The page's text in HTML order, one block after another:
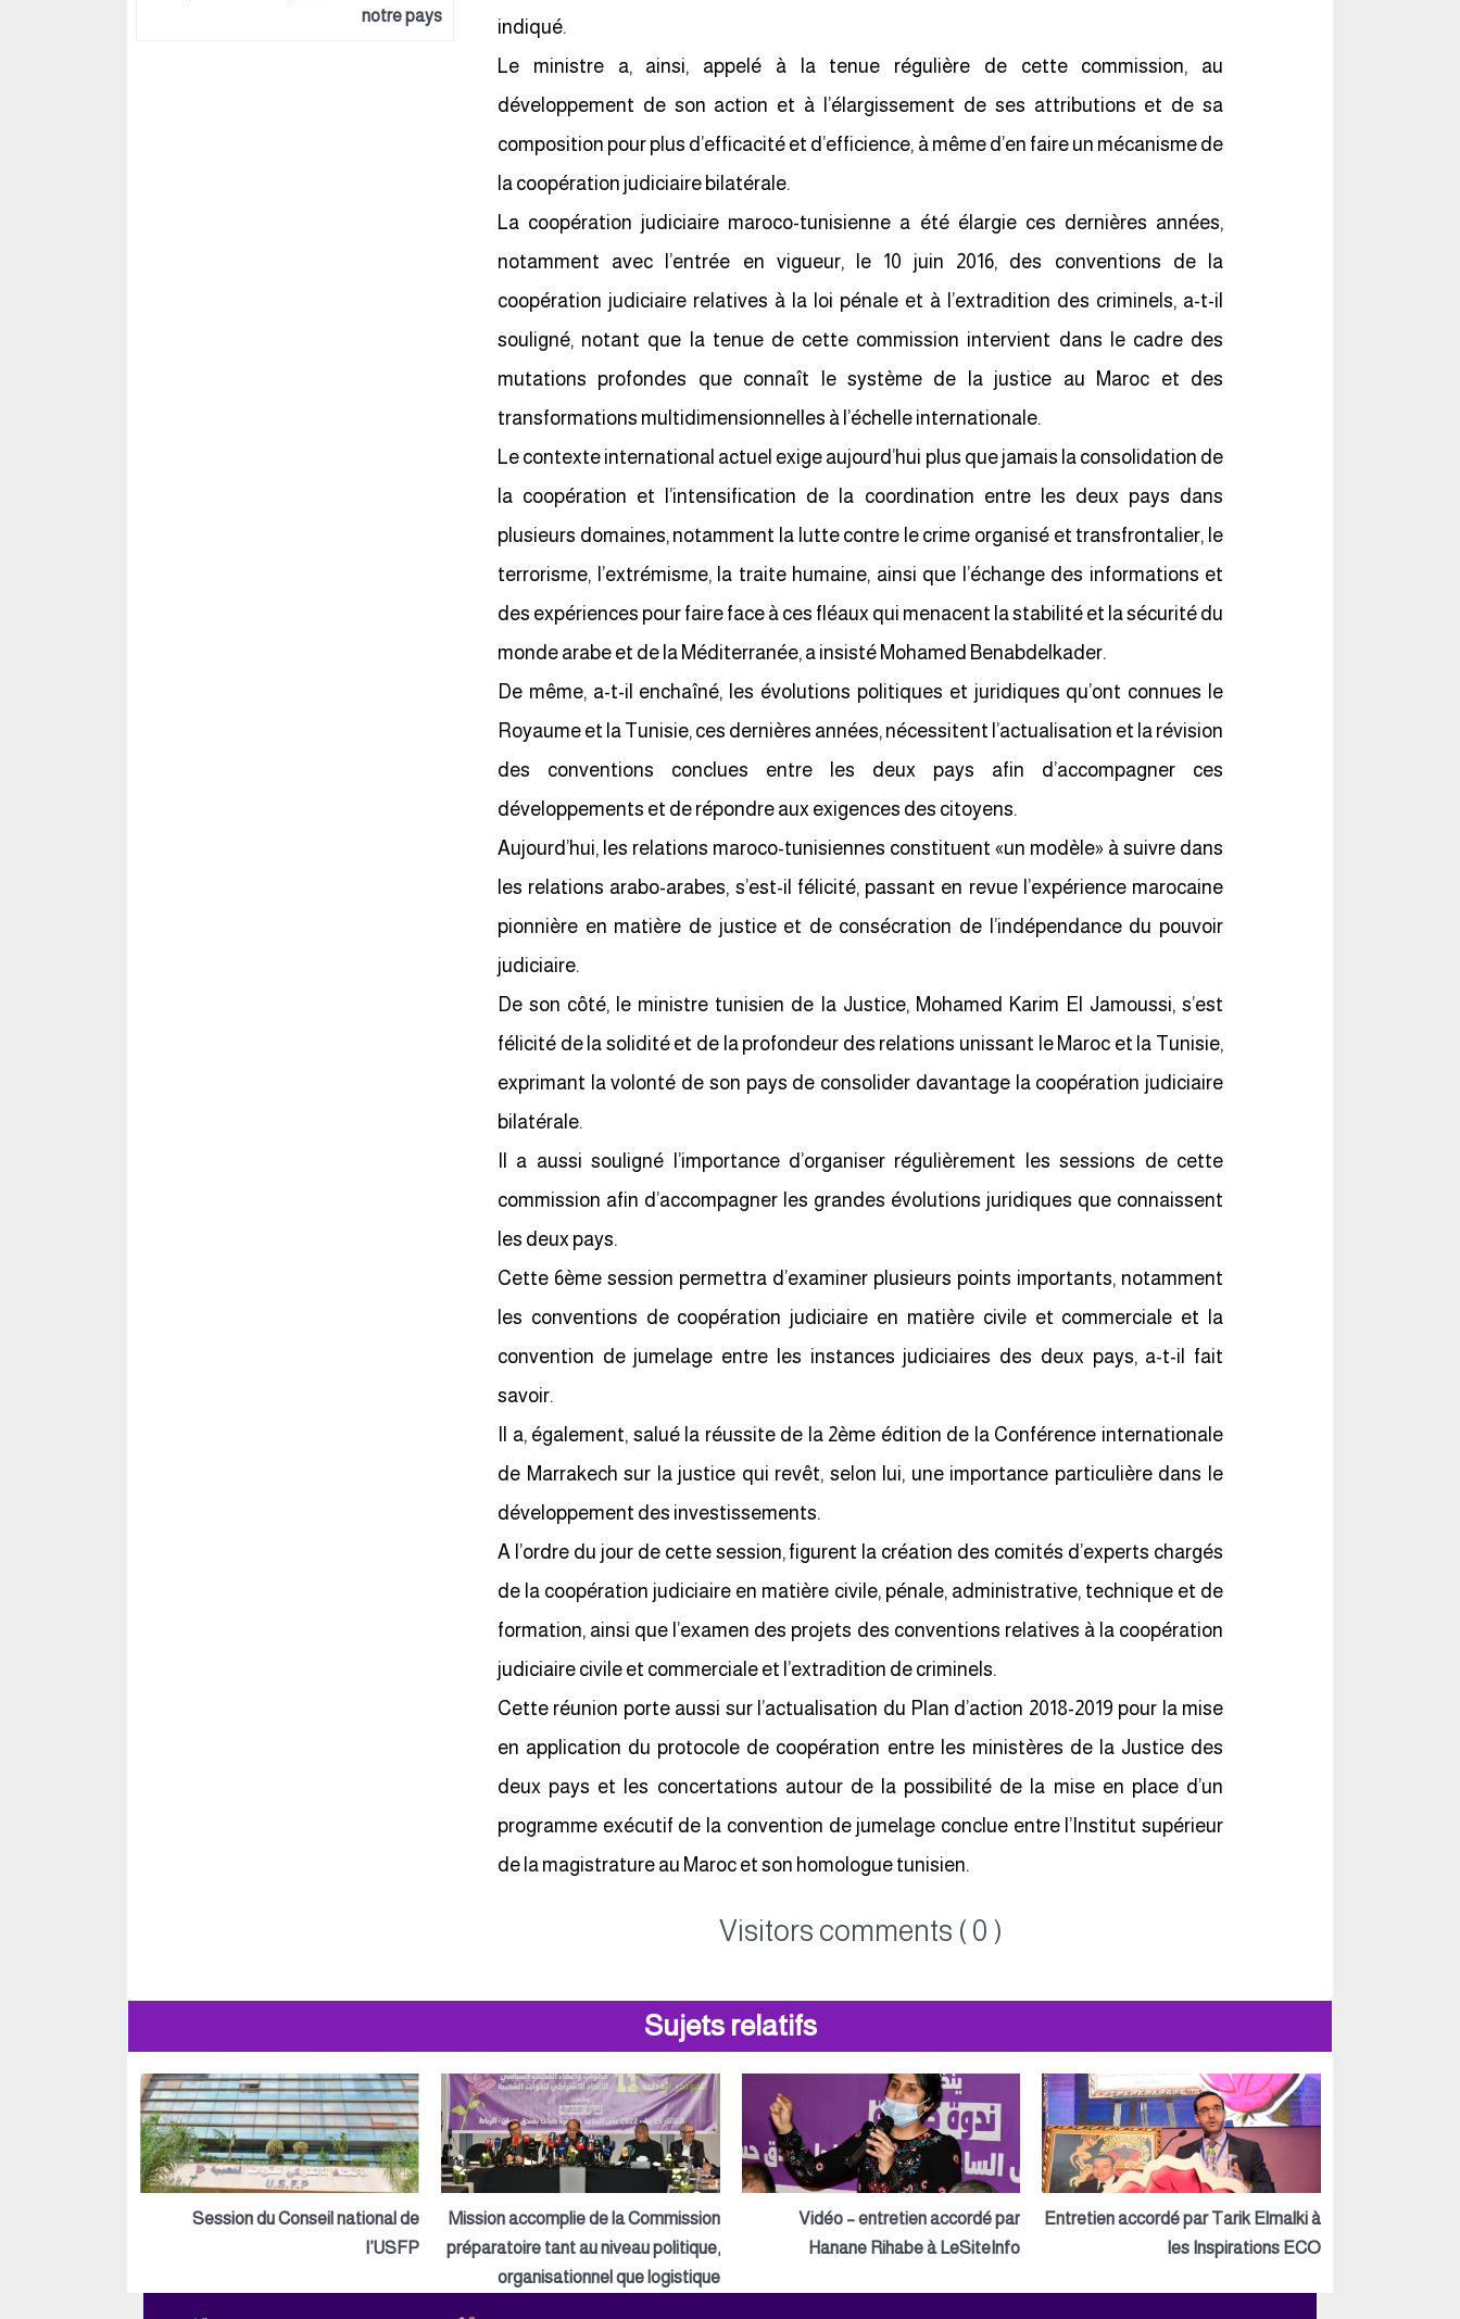
indiqué.
Le ministre a, ainsi, appelé à la tenue régulière de cette commission, au
développement de son action et à l’élargissement de ses attributions et de sa
composition pour plus d’efficacité et d’efficience, à même d’en faire un mécanisme de
la coopération judiciaire bilatérale.
La coopération judiciaire maroco-tunisienne a été élargie ces dernières années,
notamment avec l’entrée en vigueur, le 10 juin 2016, des conventions de la
coopération judiciaire relatives à la loi pénale et à l’extradition des criminels, a-t-il
souligné, notant que la tenue de cette commission intervient dans le cadre des
mutations profondes que connaît le système de la justice au Maroc et des
transformations multidimensionnelles à l’échelle internationale.
Le contexte international actuel exige aujourd’hui plus que jamais la consolidation de
la coopération et l’intensification de la coordination entre les deux pays dans
plusieurs domaines, notamment la lutte contre le crime organisé et transfrontalier, le
terrorisme, l’extrémisme, la traite humaine, ainsi que l’échange des informations et
des expériences pour faire face à ces fléaux qui menacent la stabilité et la sécurité du
monde arabe et de la Méditerranée, a insisté Mohamed Benabdelkader.
De même, a-t-il enchaîné, les évolutions politiques et juridiques qu’ont connues le
Royaume et la Tunisie, ces dernières années, nécessitent l’actualisation et la révision
des conventions conclues entre les deux pays afin d’accompagner ces
développements et de répondre aux exigences des citoyens.
Aujourd’hui, les relations maroco-tunisiennes constituent «un modèle» à suivre dans
les relations arabo-arabes, s’est-il félicité, passant en revue l’expérience marocaine
pionnière en matière de justice et de consécration de l’indépendance du pouvoir
judiciaire.
De son côté, le ministre tunisien de la Justice, Mohamed Karim El Jamoussi, s’est
félicité de la solidité et de la profondeur des relations unissant le Maroc et la Tunisie,
exprimant la volonté de son pays de consolider davantage la coopération judiciaire
bilatérale.
Il a aussi souligné l’importance d’organiser régulièrement les sessions de cette
commission afin d’accompagner les grandes évolutions juridiques que connaissent
les deux pays.
Cette 6ème session permettra d’examiner plusieurs points importants, notamment
les conventions de coopération judiciaire en matière civile et commerciale et la
convention de jumelage entre les instances judiciaires des deux pays, a-t-il fait
savoir.
Il a, également, salué la réussite de la 2ème édition de la Conférence internationale
de Marrakech sur la justice qui revêt, selon lui, une importance particulière dans le
développement des investissements.
A l’ordre du jour de cette session, figurent la création des comités d’experts chargés
de la coopération judiciaire en matière civile, pénale, administrative, technique et de
formation, ainsi que l’examen des projets des conventions relatives à la coopération
judiciaire civile et commerciale et l’extradition de criminels.
Cette réunion porte aussi sur l’actualisation du Plan d’action 2018-2019 pour la mise
en application du protocole de coopération entre les ministères de la Justice des
deux pays et les concertations autour de la possibilité de la mise en place d’un
programme exécutif de la convention de jumelage conclue entre l’Institut supérieur
de la magistrature au Maroc et son homologue tunisien.
Visitors comments ( 0 )
notre pays
Sujets relatifs
Entretien accordé par Tarik Elmalki à
les Inspirations ECO
Vidéo – entretien accordé par
Hanane Rihabe à LeSiteInfo
Mission accomplie de la Commission
préparatoire tant au niveau politique,
organisationnel que logistique
Session du Conseil national de
l’USFP